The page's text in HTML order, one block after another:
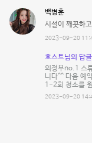
백병훈
시설이 깨끗하
2023-09-20
호스트님의 답글
의정부no.1 스
니다^^ 다음 예
1-2회 청소를
2023-09-20